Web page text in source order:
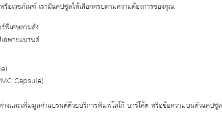
อเวชภัณฑ์ เรามีแคปซูลให้เลือกครบตามความต้องการของคุณ:
พิเศษตามสั่ง
ฉพาะแบรนด์
Capsule)
างและเพิ่มมูลค่าแบรนด์ด้วยบริการพิมพ์โลโก้ บาร์โค้ด หรือข้อความบนตัวแคปซูล